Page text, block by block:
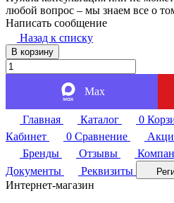
любой вопрос – мы знаем все о
Написать сообщение
Назад к списку
В корзину
Max
Главная Каталог 0
Кабинет
0 Сравнение
Бренды
Отзывы
Документы
Реквизиты
Интернет-магазин